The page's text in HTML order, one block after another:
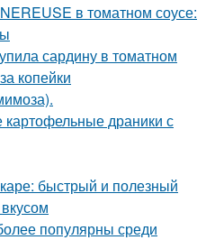
в томатном соусе:
сардину в томатном
копейки
картофельные драники с
быстрый и полезный
популярны среди